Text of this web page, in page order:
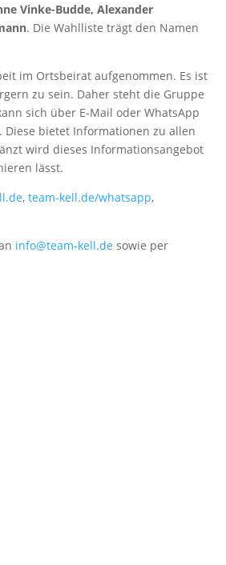
Vinke-Budde, Alexander
. Die Wahlliste trägt den Namen
im Ortsbeirat aufgenommen. Es ist
zu sein. Daher steht die Gruppe
sich über E-Mail oder WhatsApp
bietet Informationen zu allen
wird dieses Informationsangebot
lässt.
,team-kell.de/whatsapp,
info@team-kell.de sowie per